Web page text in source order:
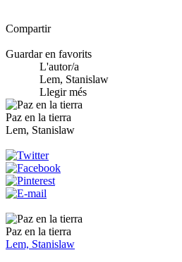
Compartir
Guardar en favorits
L'autor/a
Lem, Stanislaw
Llegir més
Paz en la tierra
Lem, Stanislaw
Paz en la tierra
Lem, Stanislaw